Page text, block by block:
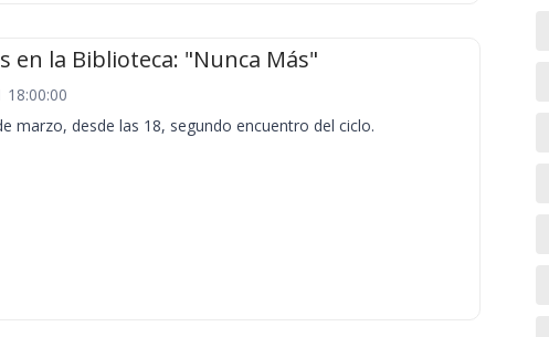
en la Biblioteca: "Nunca Más"
18:00:00
marzo, desde las 18, segundo encuentro del ciclo.